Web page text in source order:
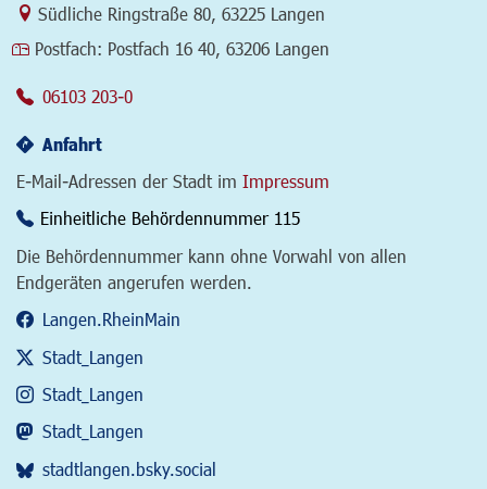
Link zur Google-Maps Navigation
Südliche Ringstraße 80 63225 Langen
Postfach: Postfach 16 40, 63206 Langen
06103 203-0
Anfahrt
E-Mail-Adressen der Stadt im Impressum
Einheitliche Behördennummer 115
Die Behördennummer kann ohne Vorwahl von allen
Endgeräten angerufen werden.
Langen.RheinMain
Stadt_Langen
Stadt_Langen
Stadt_Langen
stadtlangen.bsky.social